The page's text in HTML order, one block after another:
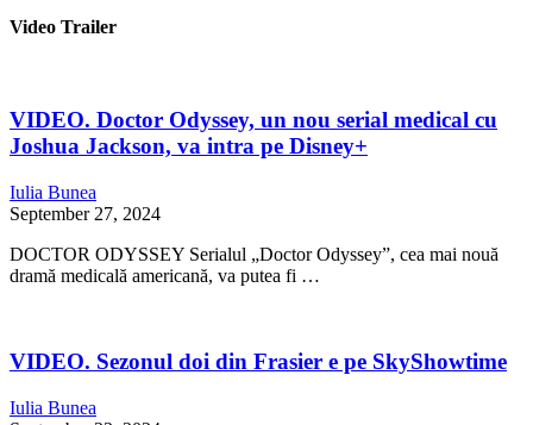
Video Trailer
VIDEO. Doctor Odyssey, un nou serial medical cu
Joshua Jackson, va intra pe Disney+
Iulia Bunea
September 27, 2024
DOCTOR ODYSSEY Serialul „Doctor Odyssey”, cea mai nouă
dramă medicală americană, va putea fi …
VIDEO. Sezonul doi din Frasier e pe SkyShowtime
Iulia Bunea